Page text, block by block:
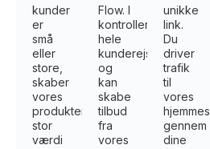
kunder
er
små
eller
store,
skaber
vores
produkter
stor
værdi
Flow. I
kontrollerer
hele
kunderejsen
og
kan
skabe
tilbud
fra
vores
unikke
link.
Du
driver
trafik
til
vores
gennem
dine